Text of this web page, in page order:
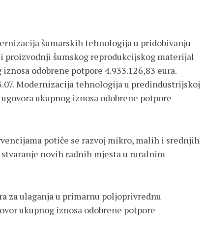
šumarskih tehnologija u pridobivanju
proizvodnji šumskog reprodukcijskog materijal
odobrene potpore 4.933.126,83 eura.
Modernizacija tehnologija u predindustrijskoj
ukupnog iznosa odobrene potpore
potiče se razvoj mikro, malih i srednjih
stvaranje novih radnih mjesta u ruralnim
za ulaganja u primarnu poljoprivrednu
ukupnog iznosa odobrene potpore